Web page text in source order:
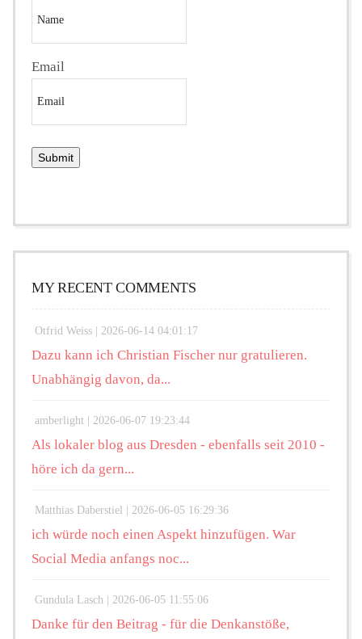
Email
MY RECENT COMMENTS
Otfrid Weiss | 2026-06-14 04:01:17
Dazu kann ich Christian Fischer nur gratulieren.
Unabhängig davon, da...
amberlight | 2026-06-07 19:23:44
Als lokaler blog aus Dresden - ebenfalls seit 2010 -
höre ich da gern...
Matthias Daberstiel | 2026-06-05 16:29:36
ich würde noch einen Aspekt hinzufügen. War
Social Media anfangs noc...
Gundula Lasch | 2026-06-05 11:55:06
Danke für den Beitrag - für die Denkanstöße,